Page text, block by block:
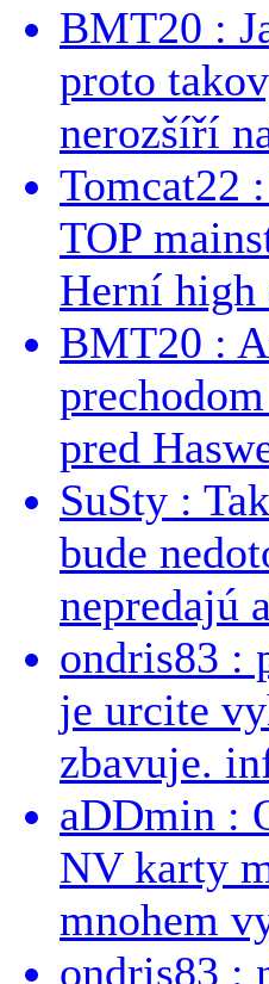
BMT20 :
proto
nerozšíří
Tomcat22
TOP
Herní high
BMT20 :
pred
SuSty :
bude
nepredajú
ondris83 :
je urcite
zbavuje.
aDDmin :
NV karty
mnohem
ondris83 :